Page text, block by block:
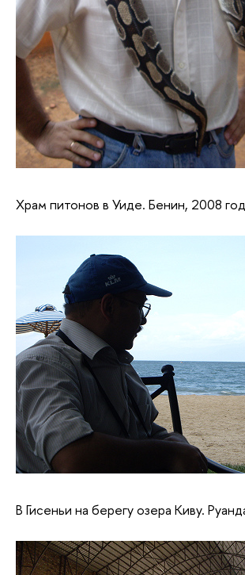
Храм питонов в Уиде. Бенин, 2008
В Гисеньи на берегу озера Киву.